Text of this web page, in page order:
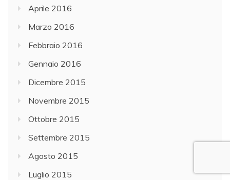
Aprile 2016
Marzo 2016
Febbraio 2016
Gennaio 2016
Dicembre 2015
Novembre 2015
Ottobre 2015
Settembre 2015
Agosto 2015
Luglio 2015